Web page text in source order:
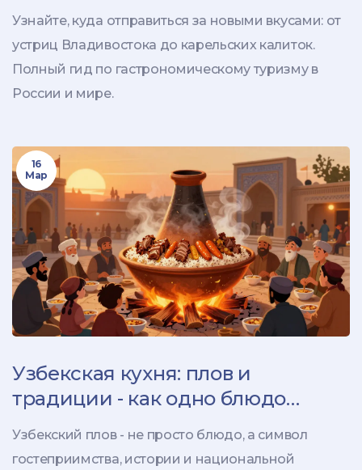
кулинарных путешествий
Узнайте, куда отправиться за новыми вкусами: от
устриц Владивостока до карельских калиток.
Полный гид по гастрономическому туризму в
России и мире.
16
Мар
Узбекская кухня: плов и
традиции - как одно блюдо
объединяет народ
Узбекский плов - не просто блюдо, а символ
гостеприимства, истории и национальной